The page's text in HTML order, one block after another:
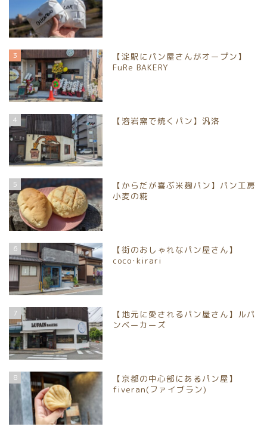
3
【淀駅にパン屋さんがオープン】
FuRe BAKERY
4 【溶岩窯で焼くパン】汎洛
5
【からだが喜ぶ米麹パン】パン工房
小麦の糀
6
【街のおしゃれなパン屋さん】
coco･kirari
7
【地元に愛されるパン屋さん】ルパ
ンベーカーズ
8
【京都の中心部にあるパン屋】
fiveran(ファイブラン)